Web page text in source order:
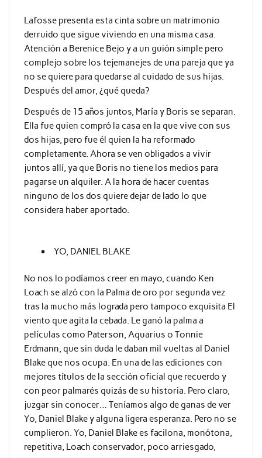
Lafosse presenta esta cinta sobre un matrimonio
derruido que sigue viviendo en una misma casa.
Atención a Berenice Bejo y a un guión simple pero
complejo sobre los tejemanejes de una pareja que ya
no se quiere para quedarse al cuidado de sus hijas.
Después del amor, ¿qué queda?
Después de 15 años juntos, María y Boris se separan.
Ella fue quien compró la casa en la que vive con sus
dos hijas, pero fue él quien la ha reformado
completamente. Ahora se ven obligados a vivir
juntos allí, ya que Boris no tiene los medios para
pagarse un alquiler. A la hora de hacer cuentas
ninguno de los dos quiere dejar de lado lo que
considera haber aportado.
YO, DANIEL BLAKE
No nos lo podíamos creer en mayo, cuando Ken
Loach se alzó con la Palma de oro por segunda vez
tras la mucho más lograda pero tampoco exquisita El
viento que agita la cebada. Le ganó la palma a
películas como Paterson, Aquarius o Tonnie
Erdmann, que sin duda le daban mil vueltas al Daniel
Blake que nos ocupa. En una de las ediciones con
mejores títulos de la sección oficial que recuerdo y
con peor palmarés quizás de su historia. Pero claro,
juzgar sin conocer… Teníamos algo de ganas de ver
Yo, Daniel Blake y alguna ligera esperanza. Pero no se
cumplieron. Yo, Daniel Blake es facilona, monótona,
repetitiva, Loach conservador, poco arriesgado,